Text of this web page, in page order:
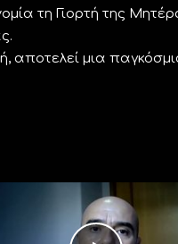
τη Γιορτή της
αποτελεί μια